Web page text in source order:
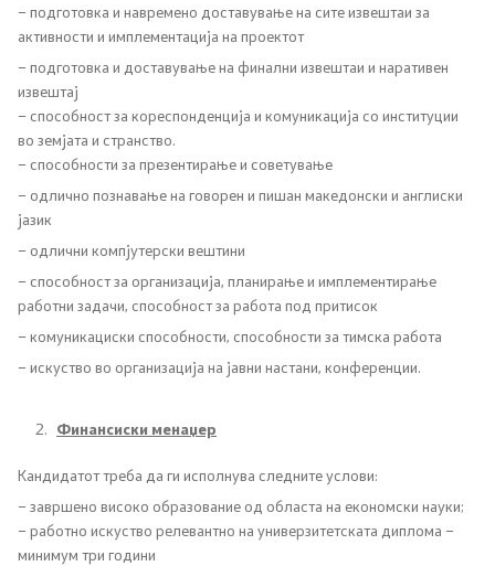
Установи
Адреси на ЗД
Листа на установи
Установи од секундарна и терцијална ЗЗ
Аптеки
Овластувања за здравствени установи
Обнова на дозвола за работа
Регулатива
– подготовка и навремено доставување на сите извештаи за
активности и имплементација на проектот
– подготовка и доставување на финални извештаи и наративен
извештај
– способност за кореспонденција и комуникација со институции
во земјата и странство.
– способности за презентирање и советување
– одлично познавање на говорен и пишан македонски и англиски
јазик
– одлични компјутерски вештини
– способност за организација, планирање и имплементирање
работни задачи, способност за работа под притисок
– комуникациски способности, способности за тимска работа
– искуство во организација на јавни настани, конференции.
Финансиски менаџер
Кандидатот треба да ги исполнува следните услови:
– завршено високо образование од областа на економски науки;
– работно искуство релевантно на универзитетската диплома –
минимум три години